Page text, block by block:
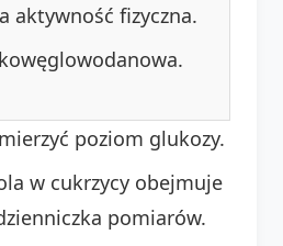
aktywność fizyczna.
poziom glukozy.
w cukrzycy obejmuje
pomiarów.